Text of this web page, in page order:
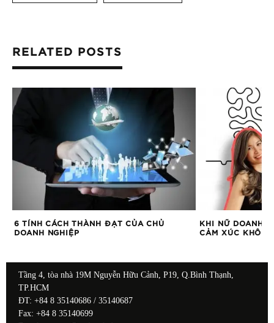
RELATED POSTS
6 TÍNH CÁCH THÀNH ĐẠT CỦA CHỦ
DOANH NGHIỆP
KHI NỮ DOANH
CẢM XÚC
Tầng 4, tòa nhà 19M Nguyễn Hữu Cảnh, P19, Q.Bình Thạnh,
TP.HCM
ĐT: +84 8 35140686 / 35140687
Fax: +84 8 35140699